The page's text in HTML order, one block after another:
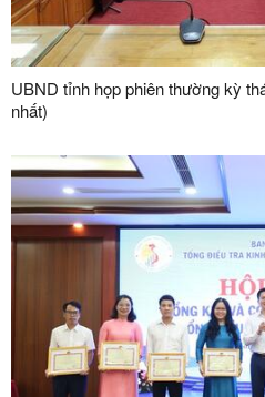
UBND tỉnh họp phiên thường kỳ
nhất)